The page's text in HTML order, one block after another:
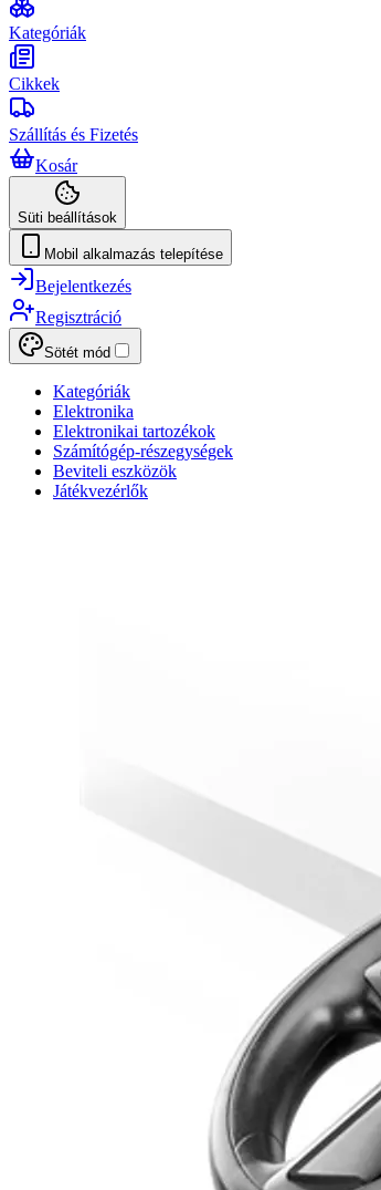
Kategóriák
Cikkek
Szállítás és Fizetés
Kosár
Süti beállítások
Mobil alkalmazás telepítése
Bejelentkezés
Regisztráció
Sötét mód
Kategóriák
Elektronika
Elektronikai tartozékok
Számítógép-részegységek
Beviteli eszközök
Játékvezérlők